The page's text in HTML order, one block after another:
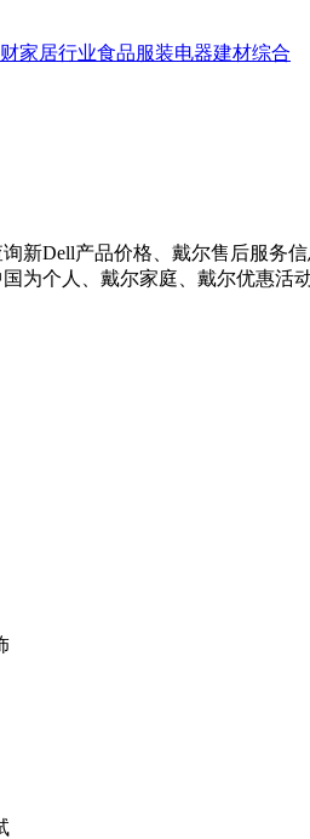
家居行业食品服装电器建材综合
询新Dell产品价格、戴尔售后服务
国为个人、戴尔家庭、戴尔优惠活